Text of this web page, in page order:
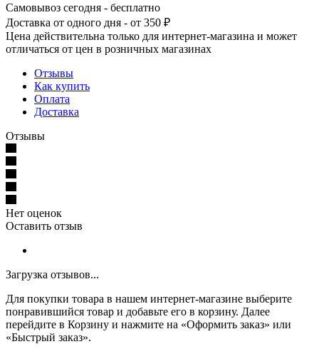
Самовывоз сегодня - бесплатно
Доставка от одного дня - от 350 ₽
Цена действительна только для интернет-магазина и может
отличаться от цен в розничных магазинах
Отзывы
Как купить
Оплата
Доставка
Отзывы
Нет оценок
Оставить отзыв
Загрузка отзывов...
Для покупки товара в нашем интернет-магазине выберите
понравившийся товар и добавьте его в корзину. Далее
перейдите в Корзину и нажмите на «Оформить заказ» или
«Быстрый заказ».